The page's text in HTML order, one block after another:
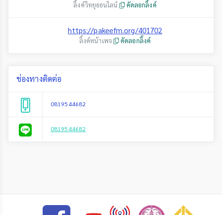
ลิ้งค์วิทยุออนไลน์ คัดลอกลิ้งค์
https://pakeefm.org/401702
ลิ้งค์หน้าเพจ คัดลอกลิ้งค์
ช่องทางติดต่อ
0819544682
0819544682